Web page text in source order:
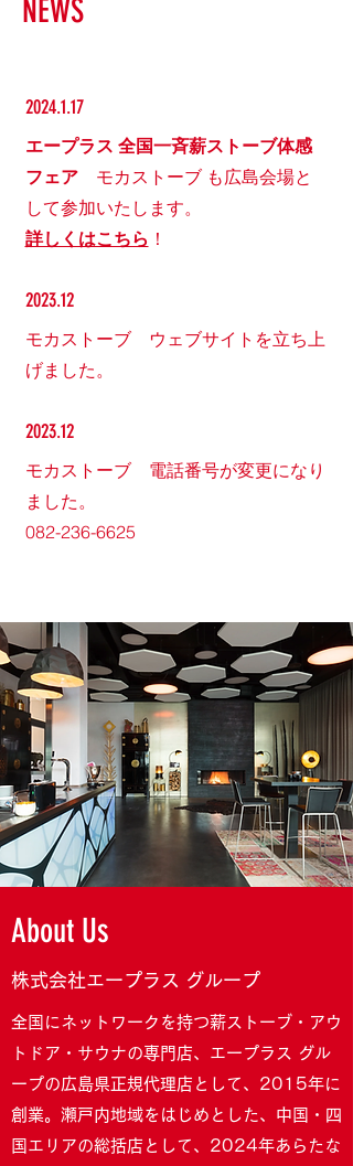
NEWS
2024.1.17
エープラス 全国一斉薪ストーブ体感
フェア モカストーブ も広島会場と
して参加いたします。
詳しくはこちら ！
2023.12
​モカストーブ ウェブサイトを立ち上
げました。
2023.12
モカストーブ 電話番号が変更になり
ました。
082-236-6625
About Us
株式会社エープラス グループ
全国にネットワークを持つ薪ストーブ・アウ
トドア・サウナの専門店、エープラス グル
ープの広島県正規代理店として、2015年に
創業。瀬戸内地域をはじめとした、中国・四
国エリアの総括店として、2024年あらたな